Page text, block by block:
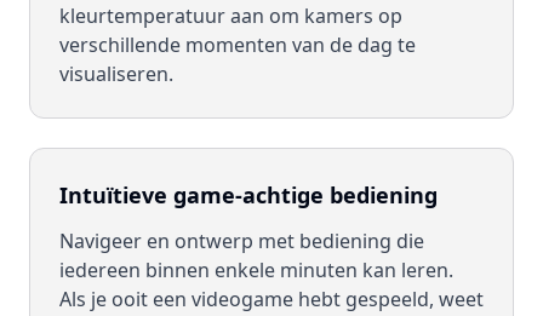
kleurtemperatuur aan om kamers op
verschillende momenten van de dag te
visualiseren.
Intuïtieve game-achtige bediening
Navigeer en ontwerp met bediening die
iedereen binnen enkele minuten kan leren.
Als je ooit een videogame hebt gespeeld, weet